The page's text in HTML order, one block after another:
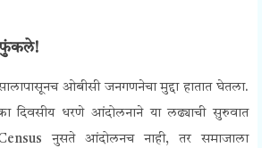
फुंकले!
ओबीसी जनगणनेचा मुद्दा हातात घेतला.
दिवसीय धरणे आंदोलनाने या लढ्याची सुरुवात
नुसते आंदोलनच नाही, तर समाजाला